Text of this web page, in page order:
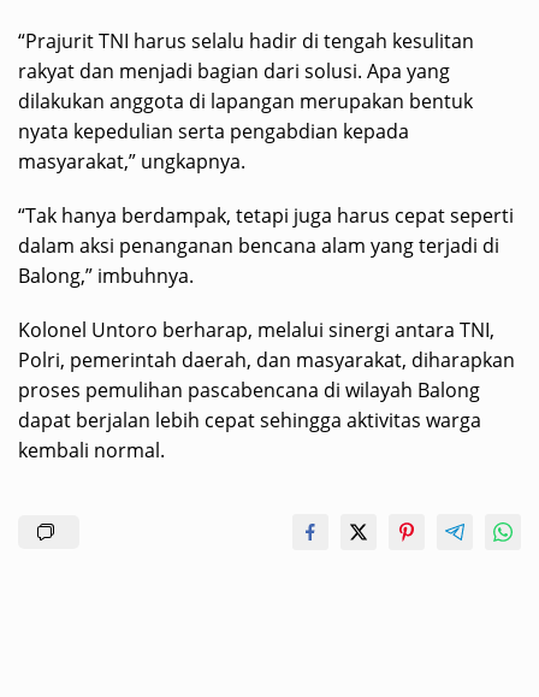
“Prajurit TNI harus selalu hadir di tengah kesulitan
rakyat dan menjadi bagian dari solusi. Apa yang
dilakukan anggota di lapangan merupakan bentuk
nyata kepedulian serta pengabdian kepada
masyarakat,” ungkapnya.
“Tak hanya berdampak, tetapi juga harus cepat seperti
dalam aksi penanganan bencana alam yang terjadi di
Balong,” imbuhnya.
Kolonel Untoro berharap, melalui sinergi antara TNI,
Polri, pemerintah daerah, dan masyarakat, diharapkan
proses pemulihan pascabencana di wilayah Balong
dapat berjalan lebih cepat sehingga aktivitas warga
kembali normal.